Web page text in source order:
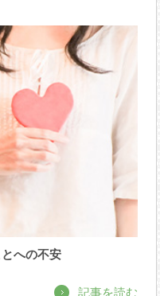
への不安
記事を読む